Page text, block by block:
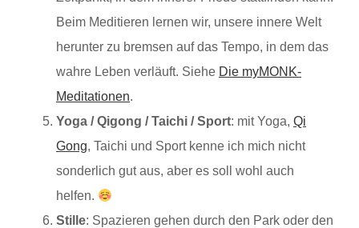
Beim Meditieren lernen wir, unsere innere Welt
herunter zu bremsen auf das Tempo, in dem das
wahre Leben verläuft. Siehe Die myMONK-
Meditationen.
Yoga / Qigong / Taichi / Sport: mit Yoga, Qi
Gong, Taichi und Sport kenne ich mich nicht
sonderlich gut aus, aber es soll wohl auch
helfen.
Stille: Spazieren gehen durch den Park oder den